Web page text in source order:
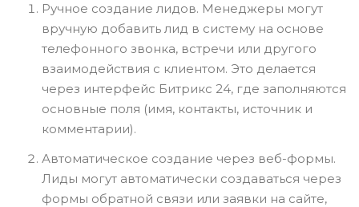
Ручное создание лидов. Менеджеры могут
вручную добавить лид в систему на основе
телефонного звонка, встречи или другого
взаимодействия с клиентом. Это делается
через интерфейс Битрикс 24, где заполняются
основные поля (имя, контакты, источник и
комментарии).
Автоматическое создание через веб-формы.
Лиды могут автоматически создаваться через
формы обратной связи или заявки на сайте,